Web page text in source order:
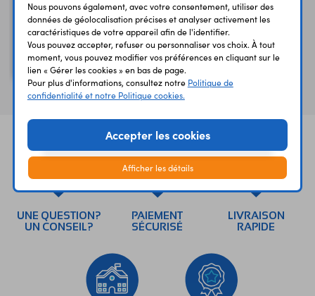
Haut-parleur HP486
8 Ω - 0,25 W - 50 mm
UNE QUESTION?
UN CONSEIL?
PAIEMENT
SÉCURISÉ
LIVRAISON
RAPIDE
Nous pouvons également, avec votre consentement, utiliser des
données de géolocalisation précises et analyser activement les
caractéristiques de votre appareil afin de l'identifier.
Vous pouvez accepter, refuser ou personnaliser vos choix. À tout
moment, vous pouvez modifier vos préférences en cliquant sur le
lien « Gérer les cookies » en bas de page.
Pour plus d'informations, consultez notre Politique de
confidentialité et notre Politique cookies.
Accepter les cookies
Afficher les détails